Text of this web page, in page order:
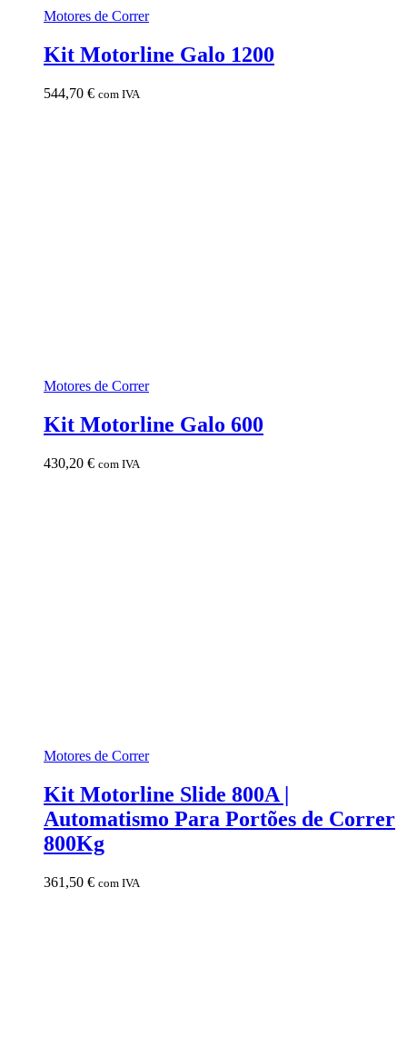
Motores de Correr
Kit Motorline Galo 1200
544,70 € com IVA
Motores de Correr
Kit Motorline Galo 600
430,20 € com IVA
Motores de Correr
Kit Motorline Slide 800A |
Automatismo Para Portões de Correr
800Kg
361,50 € com IVA